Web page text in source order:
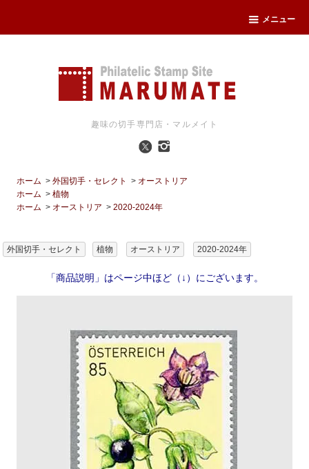
メニュー
趣味の切手専門店・マルメイト
ホーム >外国切手・セレクト > オーストリア
ホーム >植物
ホーム > オーストリア >2020-2024年
外国切手・セレクト 植物 オーストリア 2020-2024年
「商品説明」はページ中ほど（↓）にございます。